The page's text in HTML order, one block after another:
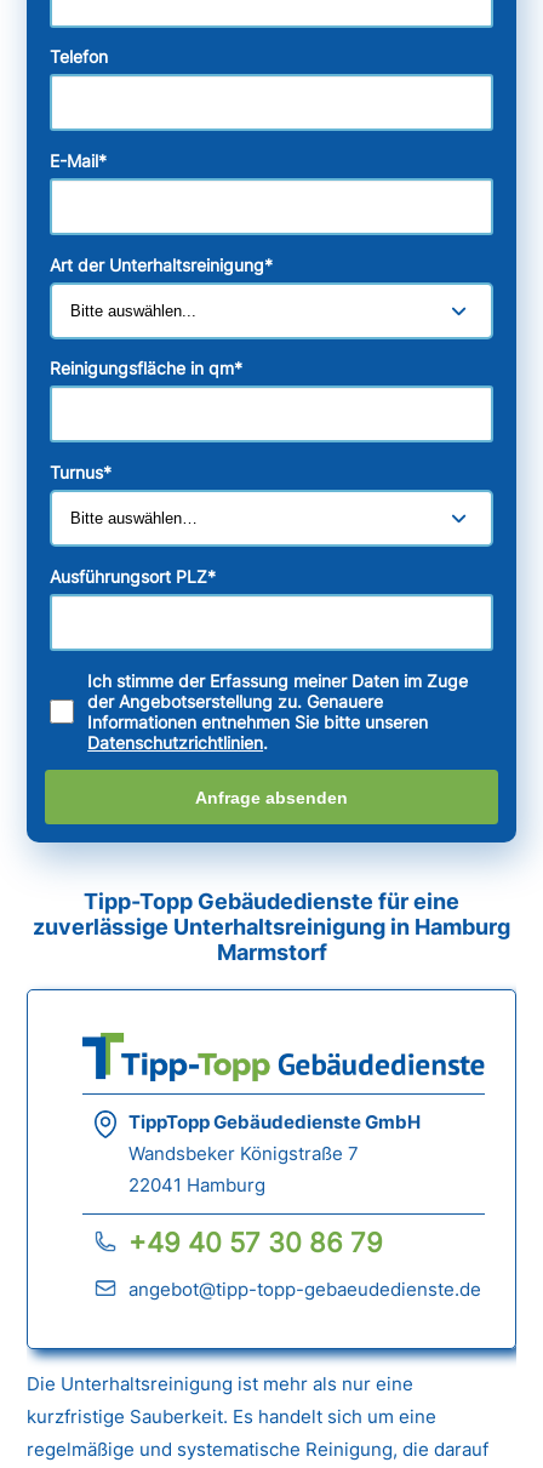
Telefon
E-Mail*
Art der Unterhaltsreinigung*
Reinigungsfläche in qm*
Turnus*
Ausführungsort PLZ*
Ich stimme der Erfassung meiner Daten im Zuge
der Angebotserstellung zu. Genauere
Informationen entnehmen Sie bitte unseren
Datenschutzrichtlinien.
Anfrage absenden
Tipp-Topp Gebäudedienste für eine
zuverlässige Unterhaltsreinigung in Hamburg
Marmstorf
TippTopp Gebäudedienste GmbH
Wandsbeker Königstraße 7
22041 Hamburg
+49 40 57 30 86 79
angebot@tipp-topp-gebaeudedienste.de
Die Unterhaltsreinigung ist mehr als nur eine
kurzfristige Sauberkeit. Es handelt sich um eine
regelmäßige und systematische Reinigung, die darauf